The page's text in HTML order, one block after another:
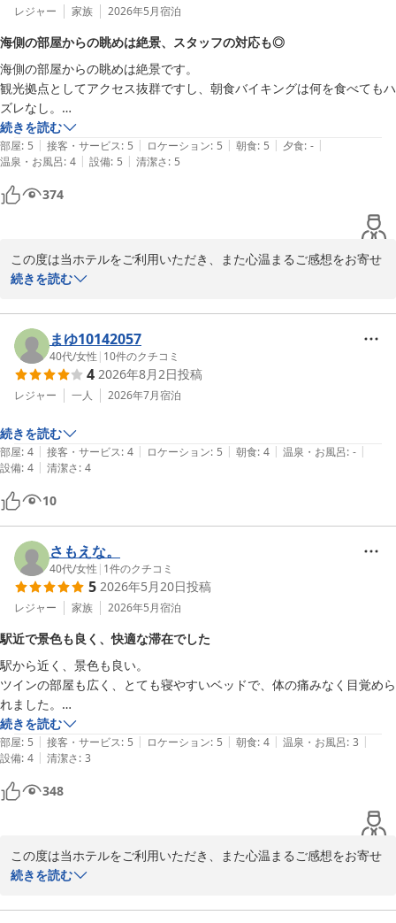
また、フロントスタッフの接客につきましても温かいお言葉を賜
まして何よりの励みでございます。
お部屋にご用意しております地元ゼリーのサービスもお気に召して
いただけたご様子を嬉しく拝読いたしました。尾道ならではの魅力
を少しでも感じていただければとの想いでご用意しておりますの
で、そのようなお言葉を頂戴でき大変嬉しく存じます。
また、ご投稿いただきましたとおり、当ホテルはしまなみ海道を訪
れる国内外のサイクリストの皆様にもご愛顧いただいております。
観光のお客様はもちろん、ご出張でお越しのお客様にも快適にお過
ごしいただけるホテルを目指し、今後もサービスの向上に努めてま
いります。
ち申し上げております。
グリーンヒルホテル尾道
2026-06-15
レジャー 家族 2026年5月宿泊
海側の部屋からの眺めは絶景、スタッフの対応も◎
海側の部屋からの眺めは絶景です。
観光拠点としてアクセス抜群ですし、朝食バイキングは何を食べてもハ
ズレなし。
お土産も宿泊割引があり、とってもお得です。
何より、スタッフの対応が◎
また、機会があればぜひ利用したいです。
続きを読む
部屋: 5 | 接客・サービス: 5 | ロケーション: 5 | 朝食: 5 | 夕食: - |
温泉・お風呂: 4 | 設備: 5 | 清潔さ: 5
374
この度は当ホテルをご利用いただき、また心温まるご感想をお寄せ
くださいまして誠にありがとうございます。
海側のお部屋からの眺望を「絶景」とお感じいただけましたこと、
大変嬉しく拝読いたしました。瀬戸内海を望む景色は当ホテルの大
きな魅力のひとつであり、ご滞在の思い出の一助となりましたこと
を光栄に存じます。
ご満足いただけたご様子に、安堵いたしております。「何を食べて
もハズレなし」とのお言葉は、料理長をはじめ調理・サービススタ
ッフにとりまして大きな励みとなります。
さらに、館内のお土産売場や宿泊者特典についてもご評価いただ
き、誠にありがとうございます。尾道ならではの商品との出会いを
お楽しみいただけましたなら幸いでございます。
そして何より、スタッフの対応にお褒めのお言葉を頂戴し、心より
御礼申し上げます。お客様からの温かいお言葉は、私どもにとりま
して何よりの喜びであり、今後のサービス向上への大きな力となり
ます。
これからも皆様に快適で心に残るご滞在をご提供できますよう、よ
り一層努めてまいります。
また尾道へお越しの際には、ぜひ当ホテルをご利用くださいませ。
スタッフ一同、再びお迎えできます日を心よりお待ち申し上げてお
ります。
グリーンヒルホテル尾道
2026-05-31
続きを読む
まゆ10142057
40代/女性 | 10件のクチコミ
4 2026年8月2日投稿
レジャー 一人 2026年7月宿泊
続きを読む
部屋: 4 | 接客・サービス: 4 | ロケーション: 5 | 朝食: 4 | 温泉・お風呂: - |
設備: 4 | 清潔さ: 4
10
さもえな。
40代/女性 | 1件のクチコミ
5 2026年5月20日投稿
レジャー 家族 2026年5月宿泊
駅近で景色も良く、快適な滞在でした
駅から近く、景色も良い。
ツインの部屋も広く、とても寝やすいベッドで、体の痛みなく目覚めら
れました。
朝食も美味しく、スタッフの皆さんも親切。
機会があればまた了解したいホテルです。
続きを読む
部屋: 5 | 接客・サービス: 5 | ロケーション: 5 | 朝食: 4 | 温泉・お風呂: 3 |
設備: 4 | 清潔さ: 3
348
この度は当ホテルをご利用いただき、また心温まるご感想をお寄せ
くださいまして、誠にありがとうございます。
駅からのアクセスやお部屋からの景色にご満足いただけたことに加
続きを読む